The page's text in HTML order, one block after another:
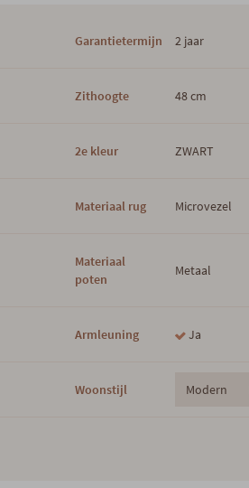
Garantietermijn 2 jaar
Zithoogte 48 cm
2e kleur ZWART
Materiaal rug Microvezel
Materiaal
poten
Metaal
Armleuning Ja
Woonstijl Modern